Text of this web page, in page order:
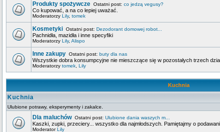
Produkty spożywcze Ostatni post: co jedzą vegusy?
Co kupować, a na co lepiej uważać.
Moderatorzy Lily, tomek
Kosmetyki Ostatni post: Dezodorant domowej robot...
Pachnidła, mazidła i inne specyfiki
Moderatorzy Lily, Alispo
Inne zakupy Ostatni post: buty dla nas
Wszystkie dobra konsumpcyjne nie mieszczące się w pozostałych trzech
Moderatorzy tomek Lily
Kuchnia
Kuchnia
Ulubione potrawy, eksperymenty i zakalce.
Dla maluchówOstatni post: Ulubione dania waszych m...
Kaszki, zupki, przeciery... wszystko dla najmłodszych. Pamiętajmy o
ModeratorLily